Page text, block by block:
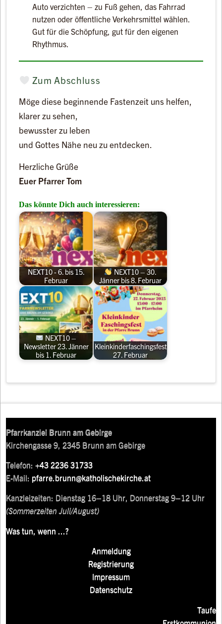
Auto verzichten – zu Fuß gehen, das Fahrrad
nutzen oder öffentliche Verkehrsmittel wählen.
Gut für die Schöpfung, gut für den eigenen
Rhythmus.
Zum Abschluss
Möge diese beginnende Fastenzeit uns helfen,
klarer zu sehen,
bewusster zu leben
und Gottes Nähe neu zu entdecken.
Herzliche Grüße
Euer Pfarrer Tom
Das könnte Dich auch interessieren:
NEXT10 - 6. bis 15.
Februar
NEXT10 – 30.
Jänner bis 8. Februar
NEXT10 –
Newsletter 23. Jänner
bis 1. Februar
Kleinkinderfaschingsfest
27. Februar
Pfarrkanzlei Brunn am Gebirge
Kirchengasse 9, 2345 Brunn am Gebirge
Telefon:+43 2236 31733
E-Mail: pfarre.brunn@katholischekirche.at
Kanzleizeiten: Dienstag 16–18 Uhr, Donnerstag 9–12 Uhr
(Sommerzeiten Juli/August)
Was tun, wenn ...?
Anmeldung
Registrierung
Impressum
Datenschutz
Taufe